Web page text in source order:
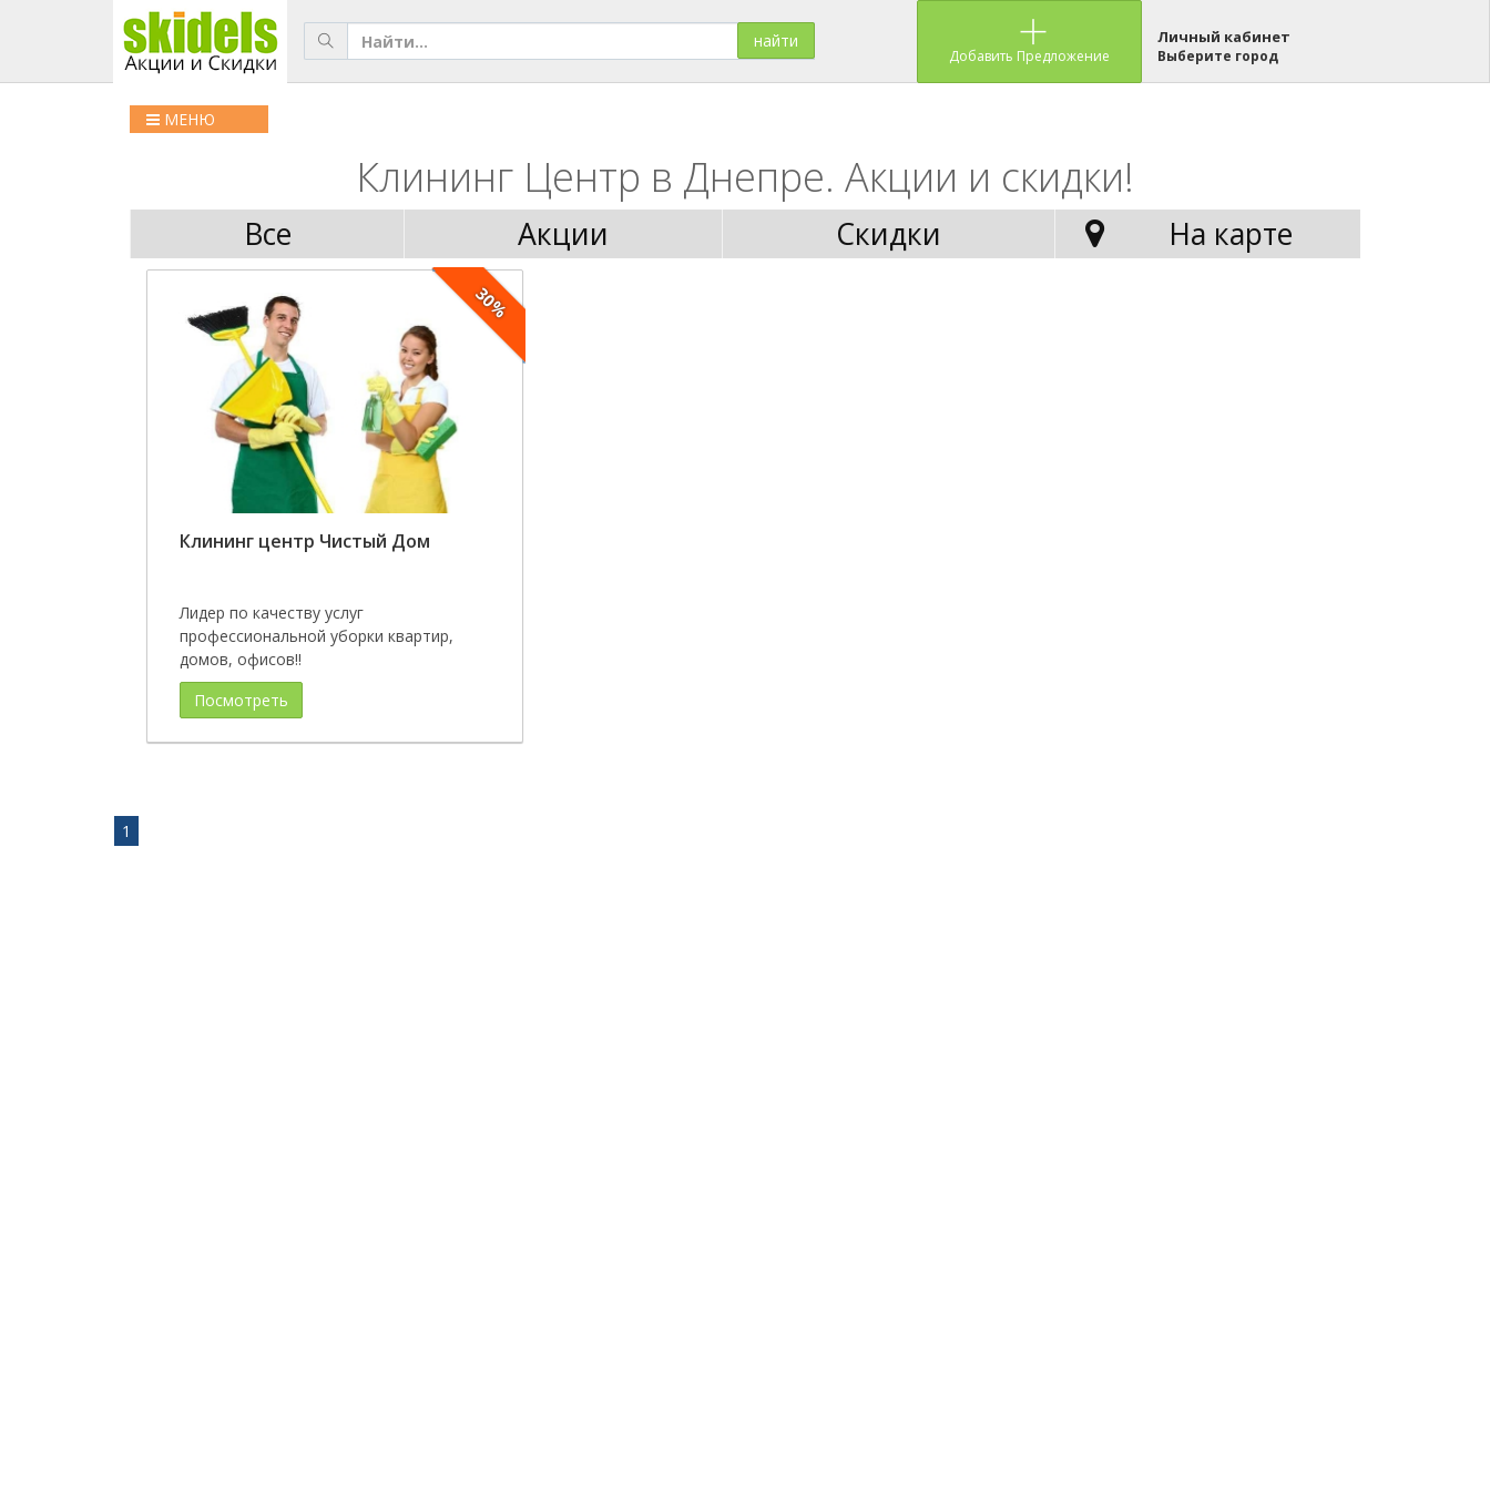
Добавить Предложение
Личный кабинет
Выберите город
МЕНЮ
Клининг Центр в Днепре. Акции и скидки!
Все Акции Скидки На карте
30%
Клининг центр Чистый Дом
Лидер по качеству услуг
профессиональной уборки квартир,
домов, офисов!!
Посмотреть
1